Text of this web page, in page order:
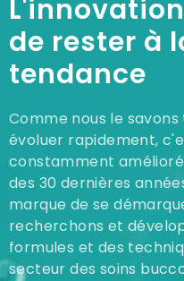
de rester à
tendance
Comme nous le
évoluer rapidement,
constamment
des 30 dernières
marque de se
recherchons et
formules et des
secteur des soins